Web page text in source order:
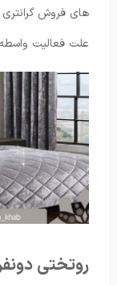
های فروش
علت فعالیت
روتختی